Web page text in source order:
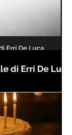
di Erri De Luca